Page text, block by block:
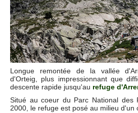
Longue remontée de la vallée
d'Orteig, plus impressionnant que
descente rapide jusqu'au refuge
Situé au coeur du Parc National des
2000, le refuge est posé au milieu d'un